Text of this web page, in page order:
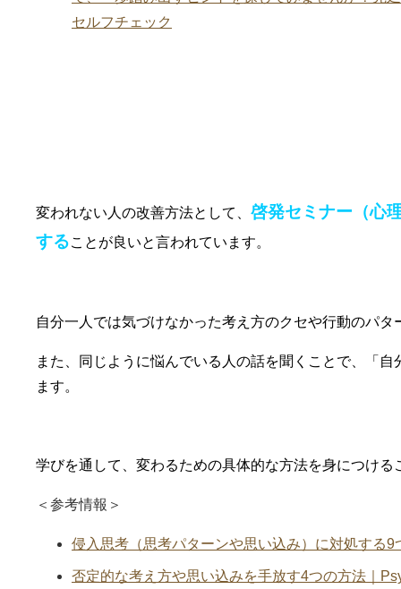
セルフチェック
変われない人の改善方法として、 啓発セミナー（心
することが良いと言われています。
自分一人では気づけなかった考え方のクセや行動のパ
また、同じように悩んでいる人の話を聞くことで、「
ます。
学びを通して、変わるための具体的な方法を身につける
＜参考情報＞
侵入思考（思考パターンや思い込み）に対処する
否定的な考え方や思い込みを手放す4つの方法｜